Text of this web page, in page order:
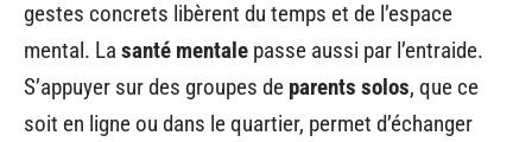
gestes concrets libèrent du temps et de l’espace
mental. La santé mentale passe aussi par l’entraide.
S’appuyer sur des groupes de parents solos, que ce
soit en ligne ou dans le quartier, permet d’échanger